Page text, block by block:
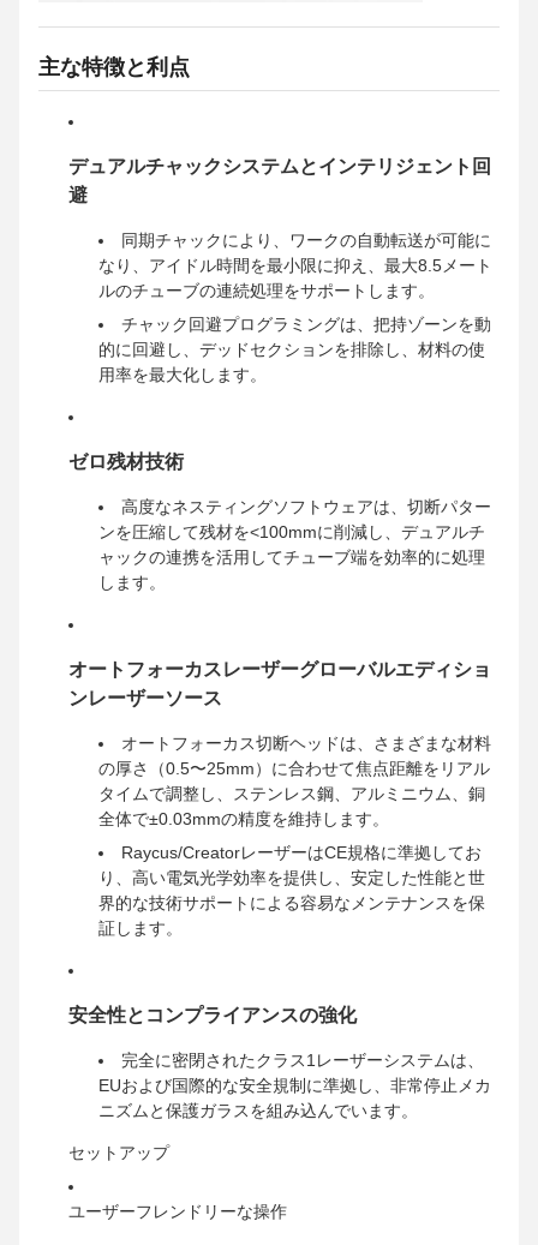
主な特徴と利点
デュアルチャックシステムとインテリジェント回
避
同期チャックにより、ワークの自動転送が可能に
なり、アイドル時間を最小限に抑え、最大8.5メート
ルのチューブの連続処理をサポートします。
チャック回避プログラミングは、把持ゾーンを動
的に回避し、デッドセクションを排除し、材料の使
用率を最大化します。
ゼロ残材技術
高度なネスティングソフトウェアは、切断パター
ンを圧縮して残材を<100mmに削減し、デュアルチ
ャックの連携を活用してチューブ端を効率的に処理
します。
オートフォーカスレーザーグローバルエディショ
ンレーザーソース
オートフォーカス切断ヘッドは、さまざまな材料
の厚さ（0.5〜25mm）に合わせて焦点距離をリアル
タイムで調整し、ステンレス鋼、アルミニウム、銅
全体で±0.03mmの精度を維持します。
Raycus/CreatorレーザーはCE規格に準拠してお
り、高い電気光学効率を提供し、安定した性能と世
界的な技術サポートによる容易なメンテナンスを保
証します。
安全性とコンプライアンスの強化
完全に密閉されたクラス1レーザーシステムは、
EUおよび国際的な安全規制に準拠し、非常停止メカ
ニズムと保護ガラスを組み込んでいます。
セットアップ
ユーザーフレンドリーな操作